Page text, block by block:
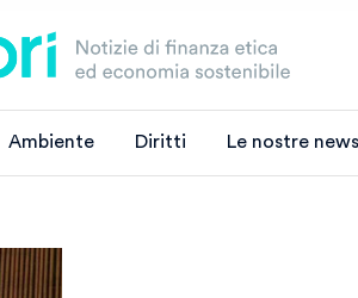
Ambiente Diritti Le nostre